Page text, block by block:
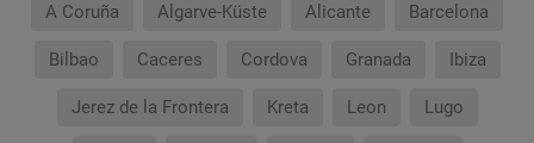
A Coruña Algarve-Küste Alicante Barcelona
Bilbao Caceres Cordova Granada Ibiza
Jerez de la Frontera Kreta Leon Lugo